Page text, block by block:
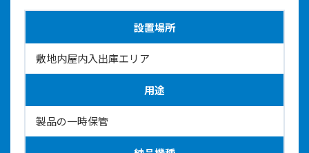
設置場所
敷地内屋内入出庫エリア
用途
製品の一時保管